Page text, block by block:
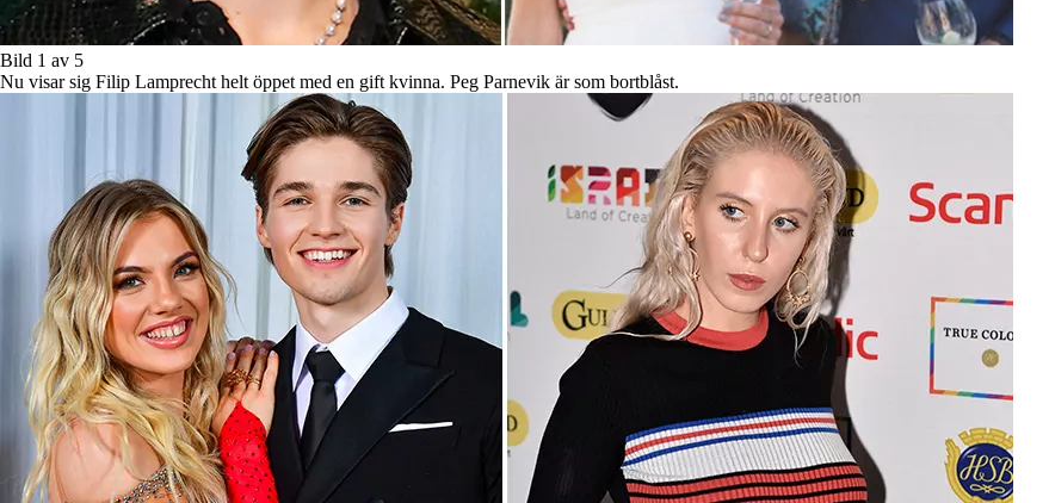
Bild 1 av 5
Nu visar sig Filip Lamprecht helt öppet med en gift kvinna. Peg Parnevik är som bortblåst.